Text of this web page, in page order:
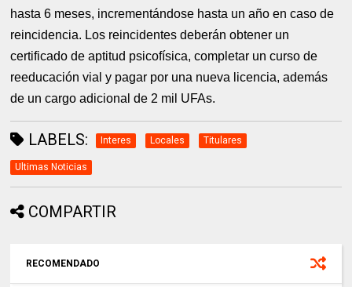
hasta 6 meses, incrementándose hasta un año en caso de
reincidencia. Los reincidentes deberán obtener un
certificado de aptitud psicofísica, completar un curso de
reeducación vial y pagar por una nueva licencia, además
de un cargo adicional de 2 mil UFAs.
LABELS: Interes Locales Titulares
Ultimas Noticias
COMPARTIR
RECOMENDADO